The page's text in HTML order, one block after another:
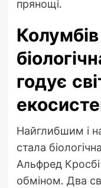
прянощі.
годує
Найглибшим і
стала
Альфред
обміном. Два